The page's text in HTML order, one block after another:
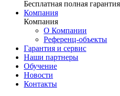
Бесплатная полная
Компания
Компания
О Компании
Референц-объекты
Гарантия и сервис
Наши партнеры
Обучение
Новости
Контакты